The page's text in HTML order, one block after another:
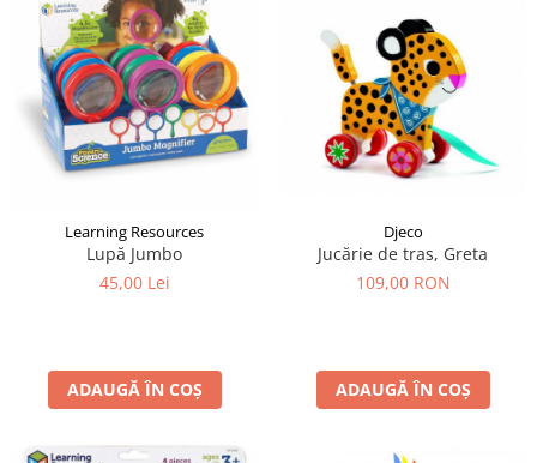
LEGO Art
LEGO Creator Expert
LEGO Architecture
LEGO Ideas
LEGO Speed Champions
Learning Resources
Lupă Jumbo
45,00 Lei
ADAUGĂ ÎN COȘ
Djeco
Jucărie de tras, Greta
109,00 RON
ADAUGĂ ÎN COȘ